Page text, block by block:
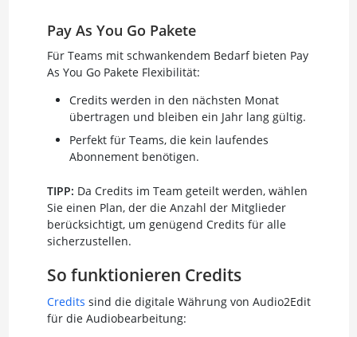
Pay As You Go Pakete
Für Teams mit schwankendem Bedarf bieten Pay
As You Go Pakete Flexibilität:
Credits werden in den nächsten Monat
übertragen und bleiben ein Jahr lang gültig.
Perfekt für Teams, die kein laufendes
Abonnement benötigen.
TIPP: Da Credits im Team geteilt werden, wählen
Sie einen Plan, der die Anzahl der Mitglieder
berücksichtigt, um genügend Credits für alle
sicherzustellen.
So funktionieren Credits
Credits sind die digitale Währung von Audio2Edit
für die Audiobearbeitung: